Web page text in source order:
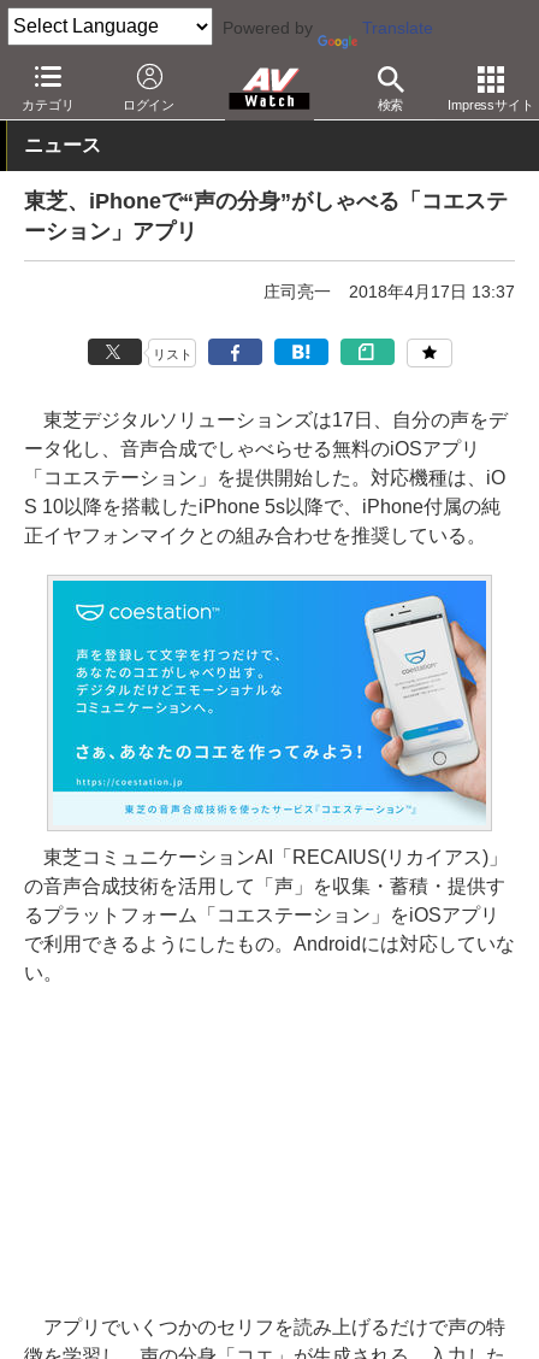
Powered by Translate
カテゴリ ログイン 検索 Impressサイト
AV Watch コンテンツ・サービス アプリ/サービス
ニュース
東芝、iPhoneで“声の分身”がしゃべる「コエステ
ーション」アプリ
庄司亮一 2018年4月17日 13:37
リスト
東芝デジタルソリューションズは17日、自分の声をデ
ータ化し、音声合成でしゃべらせる無料のiOSアプリ
「コエステーション」を提供開始した。対応機種は、iO
S 10以降を搭載したiPhone 5s以降で、iPhone付属の純
正イヤフォンマイクとの組み合わせを推奨している。
東芝コミュニケーションAI「RECAIUS(リカイアス)」
の音声合成技術を活用して「声」を収集・蓄積・提供す
るプラットフォーム「コエステーション」をiOSアプリ
で利用できるようにしたもの。Androidには対応していな
い。
アプリでいくつかのセリフを読み上げるだけで声の特